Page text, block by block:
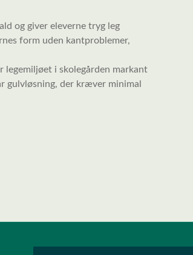
og giver eleverne tryg leg
form uden kantproblemer,
i skolegården markant
gulvløsning, der kræver minimal